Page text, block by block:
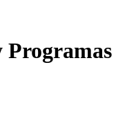
Programas